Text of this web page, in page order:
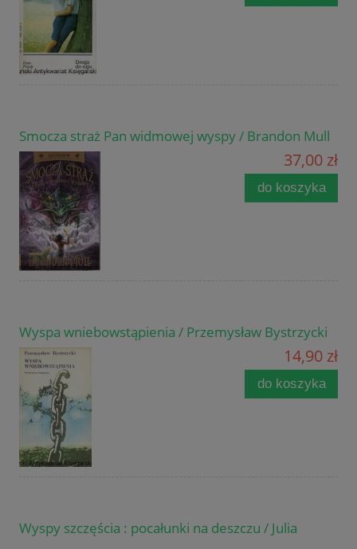
Smocza straż Pan widmowej wyspy / Brandon Mull
37,00 zł
do koszyka
Wyspa wniebowstąpienia / Przemysław Bystrzycki
14,90 zł
do koszyka
Wyspy szczęścia : pocałunki na deszczu / Julia